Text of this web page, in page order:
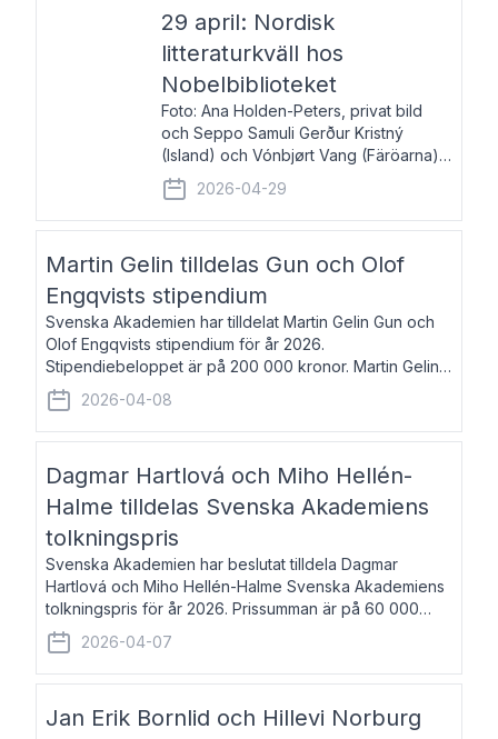
29 april: Nordisk
litteraturkväll hos
Nobelbiblioteket
Foto: Ana Holden-Peters, privat bild
och Seppo Samuli Gerður Kristný
(Island) och Vónbjørt Vang (Färöarna)
läser ur sina verk och samtalar med
John Swedenmark. De läser upp på
färöiska, isländska och svenska och
2026-04-29
Martin Gelin tilldelas Gun och Olof
Engqvists stipendium
Svenska Akademien har tilldelat Martin Gelin Gun och
Olof Engqvists stipendium för år 2026.
Stipendiebeloppet är på 200 000 kronor. Martin Gelin,
född 1978, är journalist och författare. Han lever
numera i Paris men var under många år bosat
2026-04-08
Dagmar Hartlová och Miho Hellén-
Halme tilldelas Svenska Akademiens
tolkningspris
Svenska Akademien har beslutat tilldela Dagmar
Hartlová och Miho Hellén-Halme Svenska Akademiens
tolkningspris för år 2026. Prissumman är på 60 000
kronor var. Dagmar Hartlová, född 1951, översätter
huvudsakligen från svenska till tjeckiska
2026-04-07
Jan Erik Bornlid och Hillevi Norburg